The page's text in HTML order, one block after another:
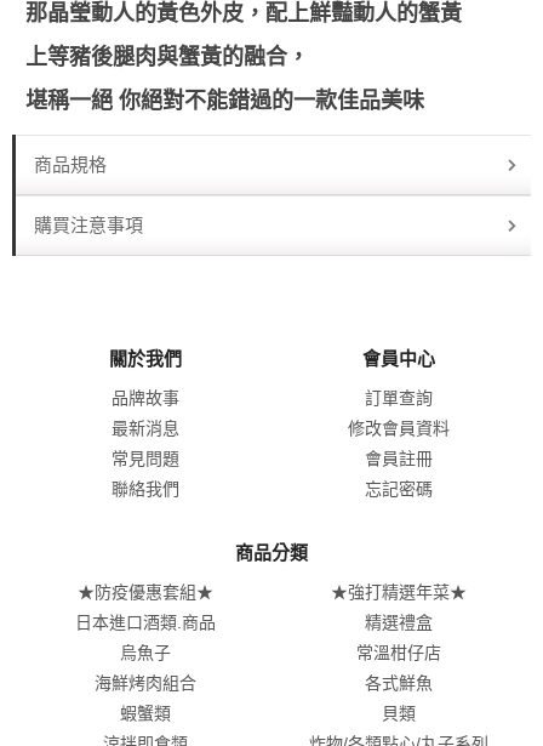
那晶瑩動人的黃色外皮，配上鮮豔動人的蟹黃
上等豬後腿肉與蟹黃的融合，
堪稱一絕 你絕對不能錯過的一款佳品美味
商品規格
購買注意事項
關於我們
品牌故事
最新消息
常見問題
聯絡我們
會員中心
訂單查詢
修改會員資料
會員註冊
忘記密碼
商品分類
★防疫優惠套組★
★強打精選年菜★
日本進口酒類.商品
精選禮盒
烏魚子
常溫柑仔店
海鮮烤肉組合
各式鮮魚
蝦蟹類
貝類